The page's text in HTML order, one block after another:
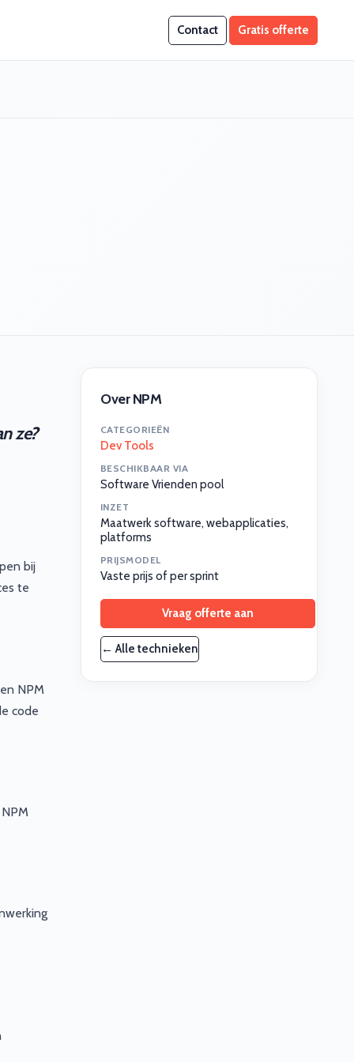
Contact Gratis offerte
ze?
bij
te
NPM
code
Over NPM
CATEGORIEËN
Dev Tools
BESCHIKBAAR VIA
Software Vrienden pool
INZET
Maatwerk software, webapplicaties,
platforms
PRIJSMODEL
Vaste prijs of per sprint
Vraag offerte aan
← Alle technieken